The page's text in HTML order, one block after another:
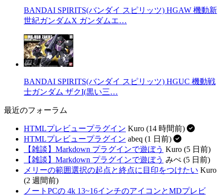
BANDAI SPIRITS(バンダイ スピリッツ) HGAW 機動新
世紀ガンダムX ガンダムエ…
BANDAI SPIRITS(バンダイ スピリッツ) HGUC 機動戦
士ガンダム ザクI(黒い三…
最近のフォーラム
HTMLプレビュープラグイン Kuro (14 時間前)
HTMLプレビュープラグイン abeq (1 日前)
【雑談】Markdown プラグインで遊ぼう Kuro (5 日前)
【雑談】Markdown プラグインで遊ぼう みぺ (5 日前)
メリーの範囲選択の起点と終点に目印をつけたい Kuro
(2 週間前)
ノートPCの 4k 13~16インチのアイコンとMDプレビ